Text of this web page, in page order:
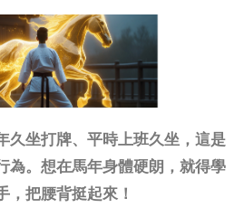
久坐打牌、平時上班久坐，這是
為。想在馬年身體硬朗，就得學
，把腰背挺起來！